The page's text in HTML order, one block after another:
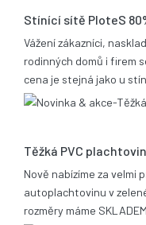
Stínící sítě PloteS
Vážení zákazníci,
rodinných domů i firem
cena je stejná jako u
Těžká PVC
Nově nabízíme za velmi
autoplachtovinu v
rozměry máme